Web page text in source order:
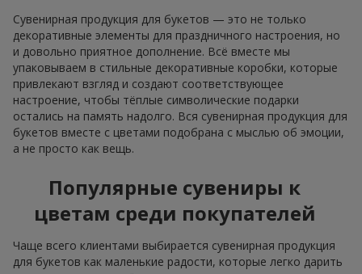
Сувенирная продукция для букетов — это не только
декоративные элементы для праздничного настроения, но
и довольно приятное дополнение. Всё вместе мы
упаковываем в стильные декоративные коробки, которые
привлекают взгляд и создают соответствующее
настроение, чтобы тёплые символические подарки
остались на память надолго. Вся сувенирная продукция для
букетов вместе с цветами подобрана с мыслью об эмоции,
а не просто как вещь.
Популярные сувениры к
цветам среди покупателей
Чаще всего клиентами выбирается сувенирная продукция
для букетов как маленькие радости, которые легко дарить